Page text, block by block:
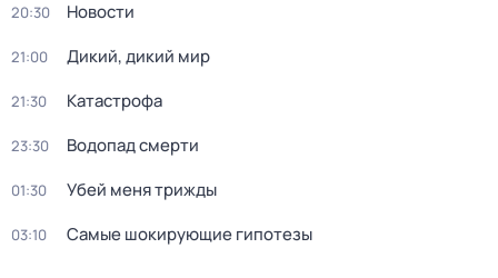
20:30 Новости
21:00 Дикий, дикий мир
21:30 Катастрофа
23:30 Водопад смерти
01:30 Убей меня трижды
03:10 Самые шoкиpующие гипотезы